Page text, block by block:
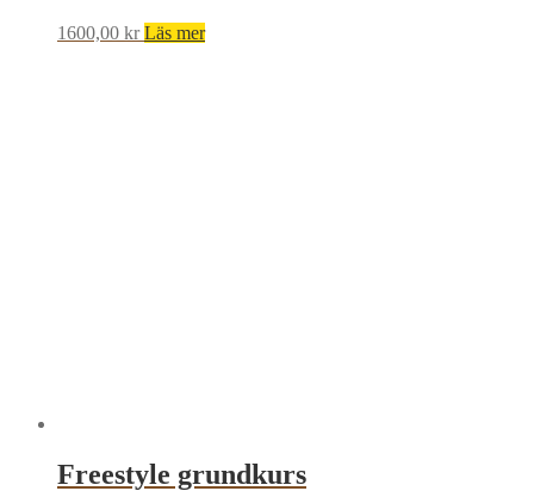
1600,00 kr Läs mer
Freestyle grundkurs